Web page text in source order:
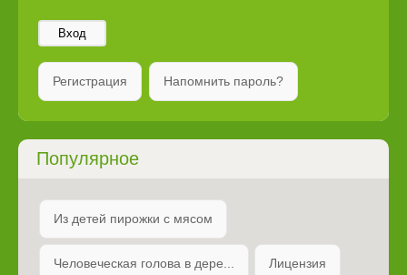
Вход
Регистрация Напомнить пароль?
Популярное
Из детей пирожки с мясом
Человеческая голова в дере... Лицензия